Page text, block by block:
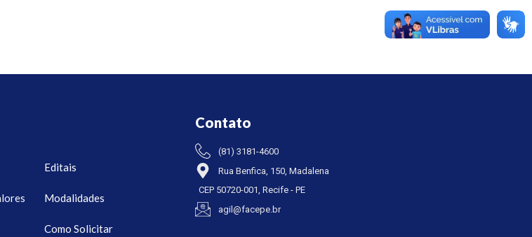
Editais
Modalidades
Como Solicitar
Contato
(81) 3181-4600
Rua Benfica, 150, Madalena
CEP 50720-001, Recife - PE
agil@facepe.br